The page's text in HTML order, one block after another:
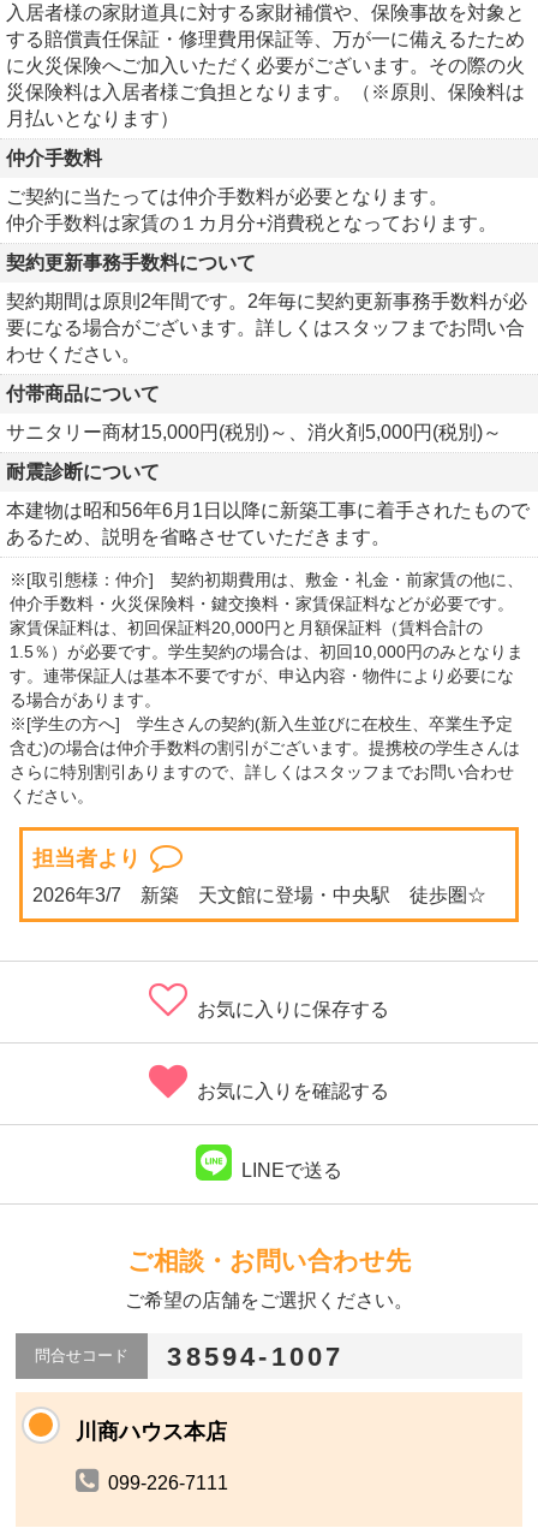
入居者様の家財道具に対する家財補償や、保険事故を対象と
する賠償責任保証・修理費用保証等、万が一に備えるたため
に火災保険へご加入いただく必要がございます。その際の火
災保険料は入居者様ご負担となります。（※原則、保険料は
月払いとなります）
仲介手数料
ご契約に当たっては仲介手数料が必要となります。
仲介手数料は家賃の１カ月分+消費税となっております。
契約更新事務手数料について
契約期間は原則2年間です。2年毎に契約更新事務手数料が必
要になる場合がございます。詳しくはスタッフまでお問い合
わせください。
付帯商品について
サニタリー商材15,000円(税別)～、消火剤5,000円(税別)～
耐震診断について
本建物は昭和56年6月1日以降に新築工事に着手されたもので
あるため、説明を省略させていただきます。
※[取引態様：仲介] 契約初期費用は、敷金・礼金・前家賃の他に、
仲介手数料・火災保険料・鍵交換料・家賃保証料などが必要です。
家賃保証料は、初回保証料20,000円と月額保証料（賃料合計の
1.5％）が必要です。学生契約の場合は、初回10,000円のみとなりま
す。連帯保証人は基本不要ですが、申込内容・物件により必要にな
る場合があります。
※[学生の方へ] 学生さんの契約(新入生並びに在校生、卒業生予定
含む)の場合は仲介手数料の割引がございます。提携校の学生さんは
さらに特別割引ありますので、詳しくはスタッフまでお問い合わせ
ください。
担当者より
2026年3/7 新築 天文館に登場・中央駅 徒歩圏☆
お気に入りに保存する
お気に入りを確認する
LINEで送る
ご相談・お問い合わせ先
ご希望の店舗をご選択ください。
問合せコード 38594-1007
川商ハウス本店
099-226-7111